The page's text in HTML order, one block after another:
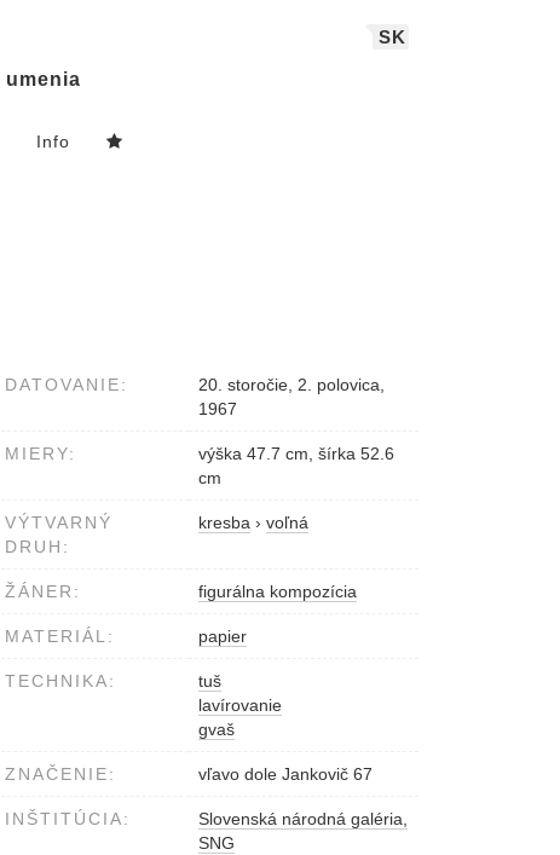
SK
umenia
Info
DATOVANIE:
20. storočie, 2. polovica,
1967
MIERY:
výška 47.7 cm, šírka 52.6
cm
VÝTVARNÝ
DRUH:
kresba › voľná
ŽÁNER: figurálna kompozícia
MATERIÁL: papier
TECHNIKA:
tuš
lavírovanie
gvaš
ZNAČENIE: vľavo dole Jankovič 67
INŠTITÚCIA:
Slovenská národná galéria,
SNG